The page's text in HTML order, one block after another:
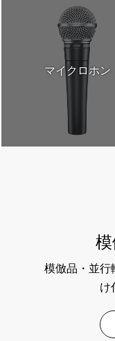
マイクロホン
模倣品・並行
け